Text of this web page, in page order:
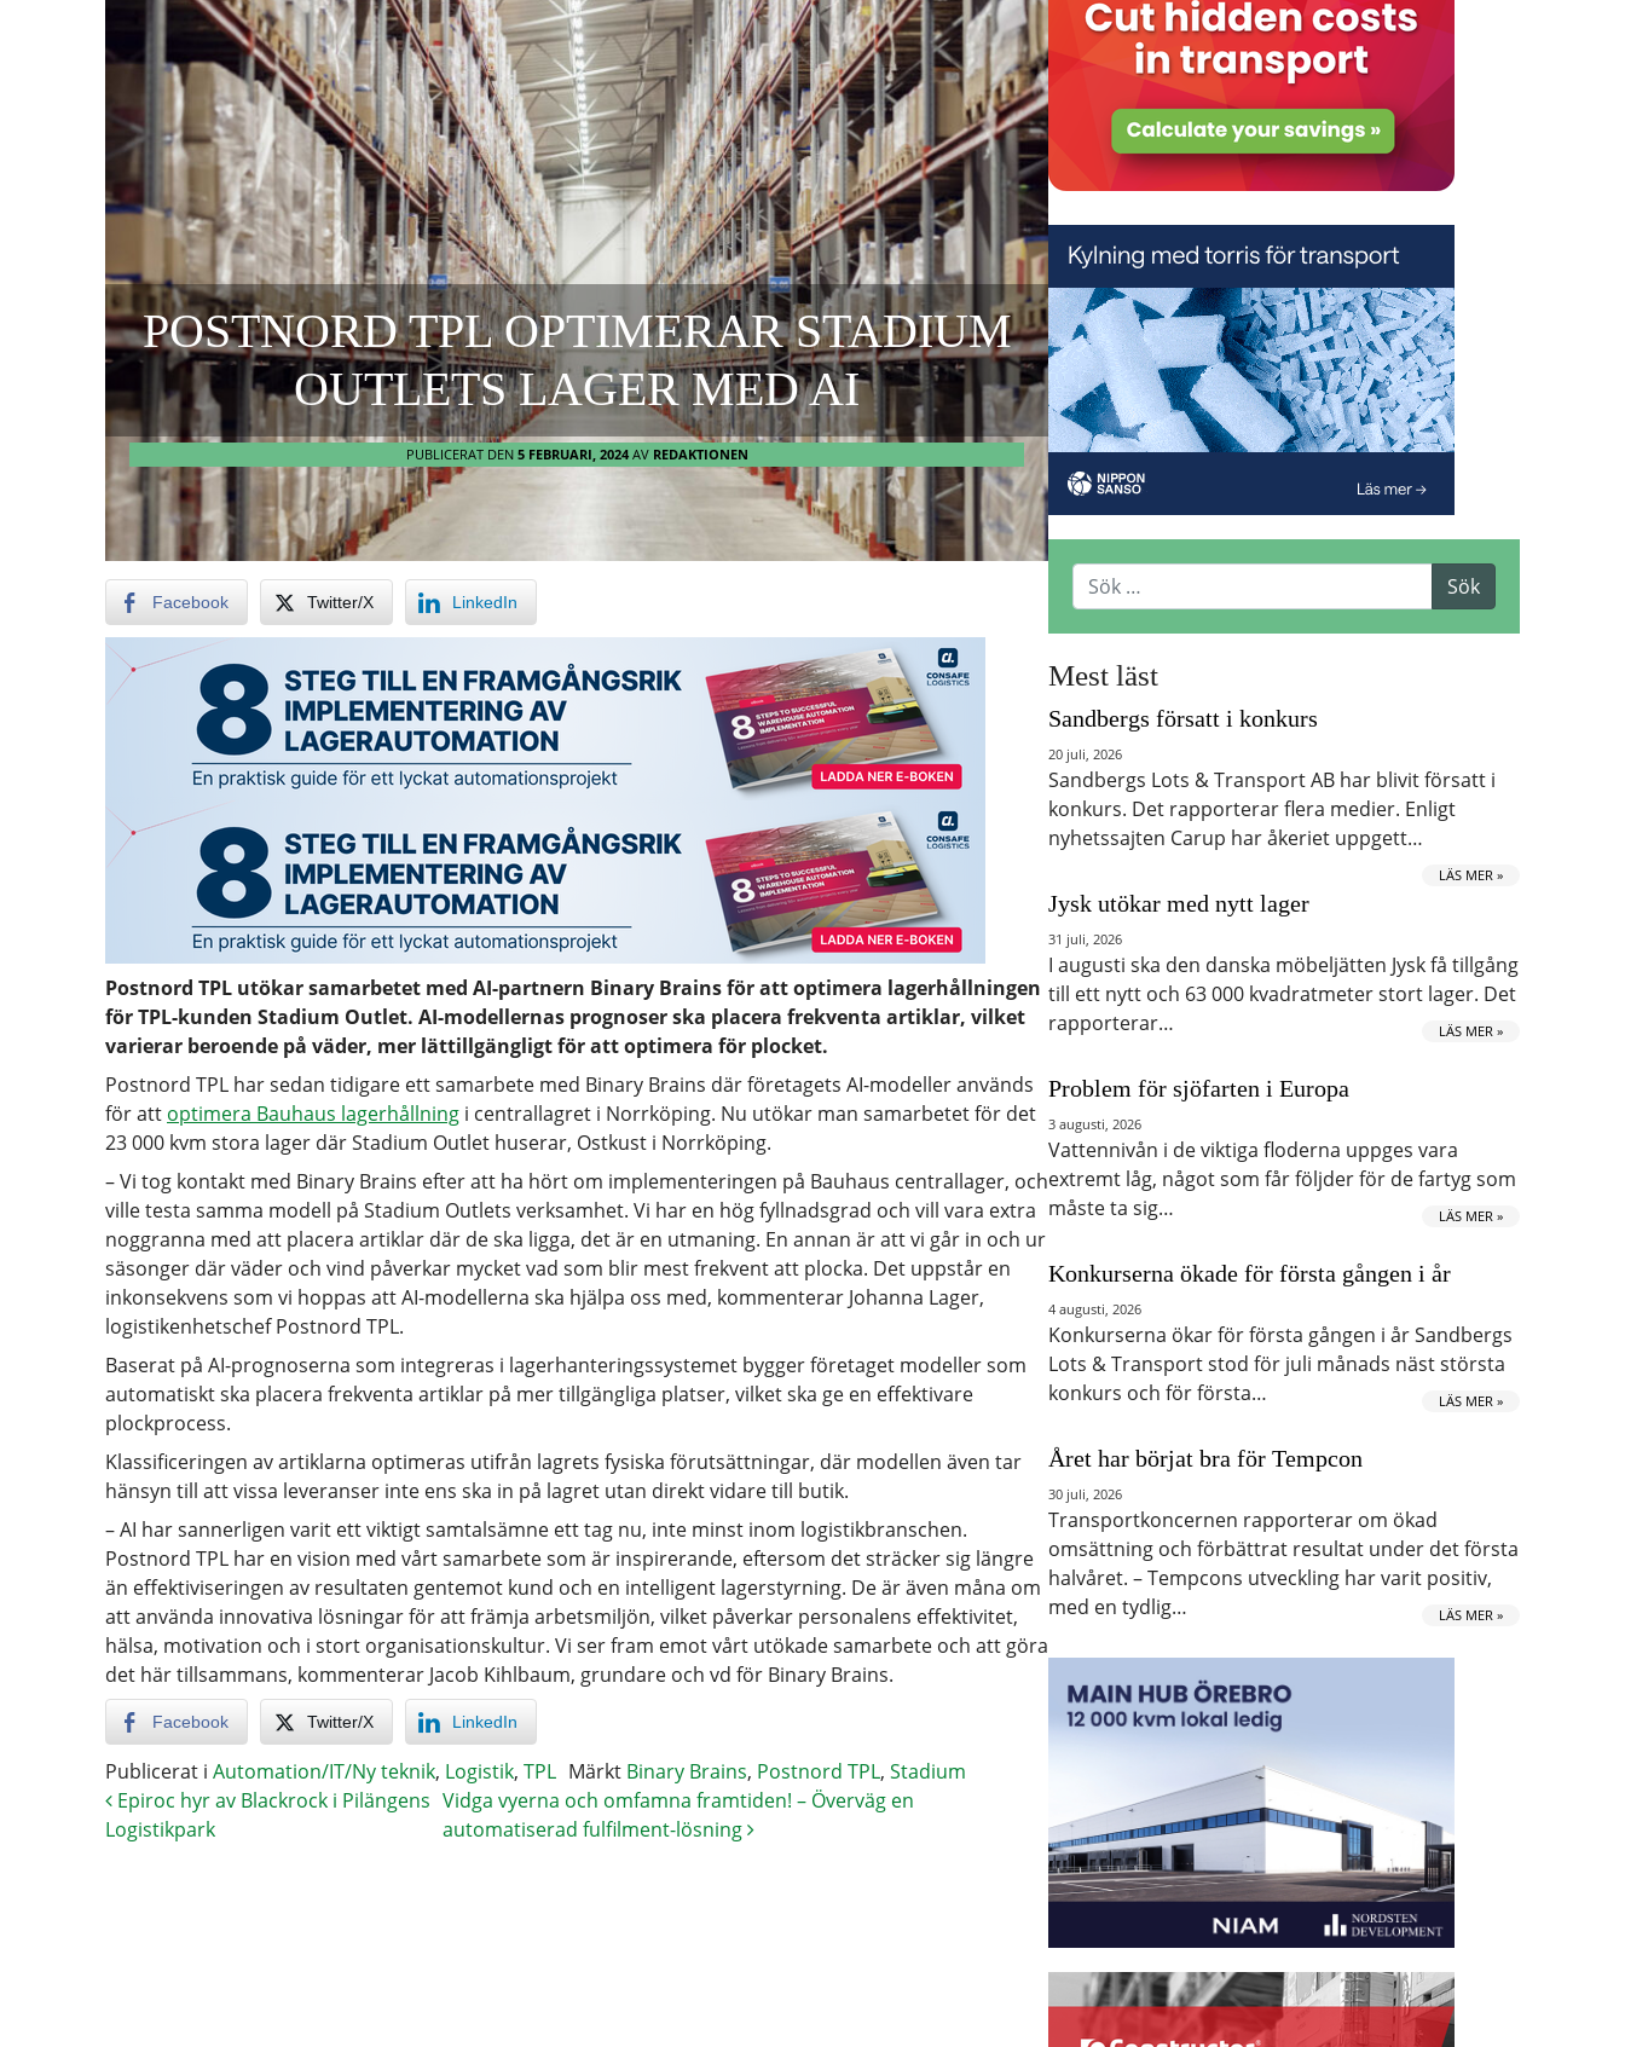
POSTNORD TPL OPTIMERAR STADIUM
OUTLETS LAGER MED AI
PUBLICERAT DEN 5 FEBRUARI, 2024AV REDAKTIONEN
Facebook Twitter/X LinkedIn
Postnord TPL utökar samarbetet med AI-partnern Binary Brains för att optimera lagerhållningen
för TPL-kunden Stadium Outlet. AI-modellernas prognoser ska placera frekventa artiklar, vilket
varierar beroende på väder, mer lättillgängligt för att optimera för plocket.
Postnord TPL har sedan tidigare ett samarbete med Binary Brains där företagets AI-modeller används
för att optimera Bauhaus lagerhållning i centrallagret i Norrköping. Nu utökar man samarbetet för det
23 000 kvm stora lager där Stadium Outlet huserar, Ostkust i Norrköping.
– Vi tog kontakt med Binary Brains efter att ha hört om implementeringen på Bauhaus centrallager, och
ville testa samma modell på Stadium Outlets verksamhet. Vi har en hög fyllnadsgrad och vill vara extra
noggranna med att placera artiklar där de ska ligga, det är en utmaning. En annan är att vi går in och ur
säsonger där väder och vind påverkar mycket vad som blir mest frekvent att plocka. Det uppstår en
inkonsekvens som vi hoppas att AI-modellerna ska hjälpa oss med, kommenterar Johanna Lager,
logistikenhetschef Postnord TPL.
Baserat på AI-prognoserna som integreras i lagerhanteringssystemet bygger företaget modeller som
automatiskt ska placera frekventa artiklar på mer tillgängliga platser, vilket ska ge en effektivare
plockprocess.
Klassificeringen av artiklarna optimeras utifrån lagrets fysiska förutsättningar, där modellen även tar
hänsyn till att vissa leveranser inte ens ska in på lagret utan direkt vidare till butik.
– AI har sannerligen varit ett viktigt samtalsämne ett tag nu, inte minst inom logistikbranschen.
Postnord TPL har en vision med vårt samarbete som är inspirerande, eftersom det sträcker sig längre
än effektiviseringen av resultaten gentemot kund och en intelligent lagerstyrning. De är även måna om
att använda innovativa lösningar för att främja arbetsmiljön, vilket påverkar personalens effektivitet,
hälsa, motivation och i stort organisationskultur. Vi ser fram emot vårt utökade samarbete och att göra
det här tillsammans, kommenterar Jacob Kihlbaum, grundare och vd för Binary Brains.
Facebook Twitter/X LinkedIn
Publicerat i Automation/IT/Ny teknik, Logistik, TPL Märkt Binary Brains, Postnord TPL, Stadium
Epiroc hyr av Blackrock i Pilängens
Logistikpark
Vidga vyerna och omfamna framtiden! – Överväg en
automatiserad fulfilment-lösning
Mest läst
Sandbergs försatt i konkurs
20 juli, 2026
Sandbergs Lots & Transport AB har blivit försatt i
konkurs. Det rapporterar flera medier. Enligt
nyhetssajten Carup har åkeriet uppgett…
LÄS MER »
Jysk utökar med nytt lager
31 juli, 2026
I augusti ska den danska möbeljätten Jysk få tillgång
till ett nytt och 63 000 kvadratmeter stort lager. Det
rapporterar…
LÄS MER »
Problem för sjöfarten i Europa
3 augusti, 2026
Vattennivån i de viktiga floderna uppges vara
extremt låg, något som får följder för de fartyg som
måste ta sig…
LÄS MER »
Konkurserna ökade för första gången i år
4 augusti, 2026
Konkurserna ökar för första gången i år Sandbergs
Lots & Transport stod för juli månads näst största
konkurs och för första…
LÄS MER »
Året har börjat bra för Tempcon
30 juli, 2026
Transportkoncernen rapporterar om ökad
omsättning och förbättrat resultat under det första
halvåret. – Tempcons utveckling har varit positiv,
med en tydlig…
LÄS MER »